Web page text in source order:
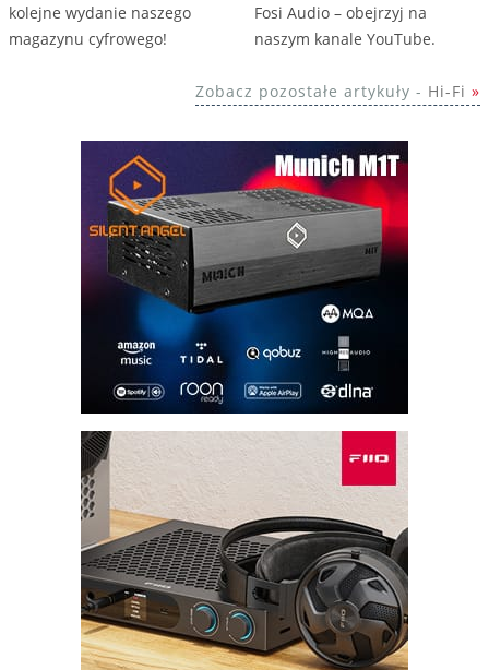
kolejne wydanie naszego
magazynu cyfrowego!
Fosi Audio – obejrzyj na
naszym kanale YouTube.
Zobacz pozostałe artykuły - Hi-Fi